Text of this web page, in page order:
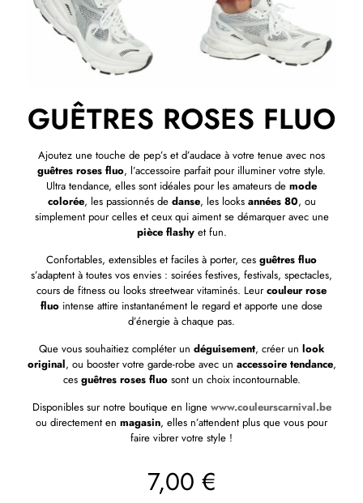
GUÊTRES ROSES FLUO
Ajoutez une touche de pep’s et d’audace à votre tenue avec nos
guêtres roses fluo, l’accessoire parfait pour illuminer votre style.
Ultra tendance, elles sont idéales pour les amateurs de mode
colorée, les passionnés de danse, les looks années 80, ou
simplement pour celles et ceux qui aiment se démarquer avec une
pièce flashyet fun.
Confortables, extensibles et faciles à porter, ces guêtres fluo
s’adaptent à toutes vos envies : soirées festives, festivals, spectacles,
cours de fitness ou looks streetwear vitaminés. Leurcouleur rose
fluo intense attire instantanément le regard et apporte une dose
d’énergie à chaque pas.
Que vous souhaitiez compléter un déguisement, créer un look
original, ou booster votre garde-robe avec un accessoire tendance,
ces guêtres roses fluosont un choix incontournable.
Disponibles sur notre boutique en ligne www.couleurscarnival.be
ou directement en magasin, elles n’attendent plus que vous pour
faire vibrer votre style !
7,00 €